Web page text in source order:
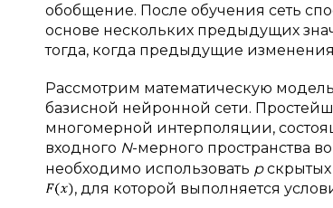
обобщение. После обучения сеть
основе нескольких предыдущих
тогда, когда предыдущие
Рассмотрим математическую
базисной нейронной сети.
многомерной интерполяции,
входного N-мерного пространства
необходимо использовать рскрытых
, для которой выполняется